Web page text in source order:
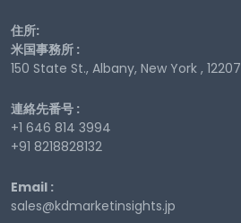
住所:
米国事務所 :
150 State St., Albany, New York , 12207
連絡先番号 :
+1 646 814 3994
+91 8218828132
Email :
sales@kdmarketinsights.jp